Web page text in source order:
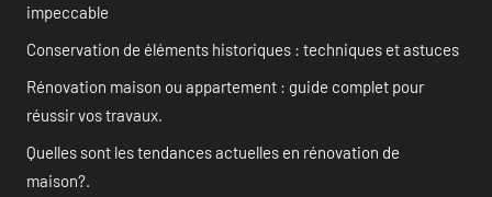
impeccable
Conservation de éléments historiques : techniques et astuces
Rénovation maison ou appartement : guide complet pour
réussir vos travaux.
Quelles sont les tendances actuelles en rénovation de
maison?.